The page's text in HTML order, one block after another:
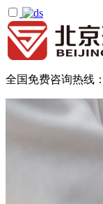
全国免费咨询热线：